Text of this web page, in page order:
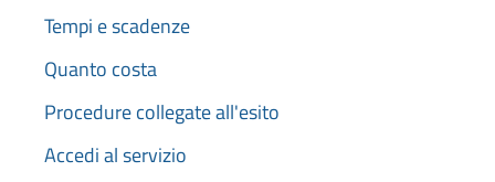
Tempi e scadenze
Quanto costa
Procedure collegate all'esito
Accedi al servizio